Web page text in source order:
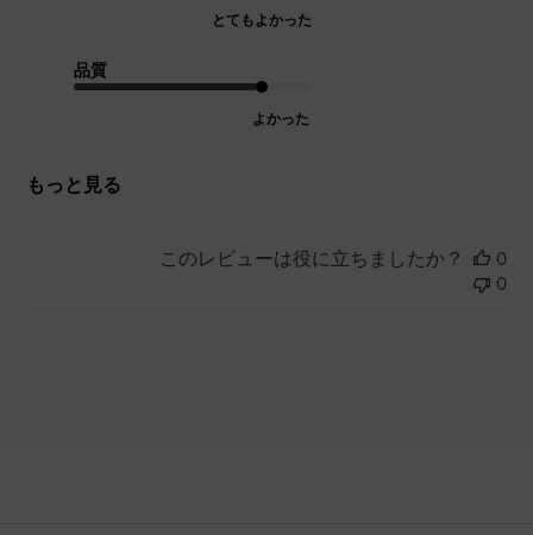
とてもよかった
品質
よかった
もっと見る
このレビューは役に立ちましたか？
0
0